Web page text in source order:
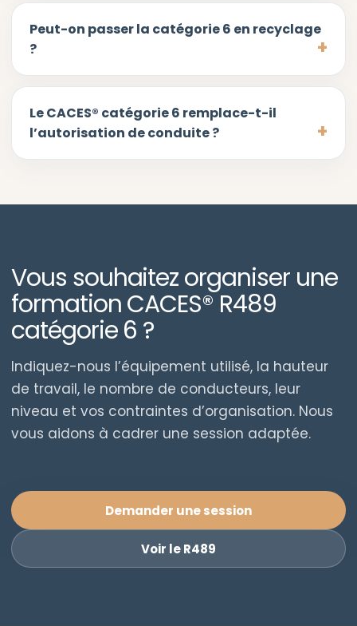
Peut-on passer la catégorie 6 en recyclage
?
Le CACES® catégorie 6 remplace-t-il
l’autorisation de conduite ?
Vous souhaitez organiser une
formation CACES® R489
catégorie 6 ?
Indiquez-nous l’équipement utilisé, la hauteur
de travail, le nombre de conducteurs, leur
niveau et vos contraintes d’organisation. Nous
vous aidons à cadrer une session adaptée.
Demander une session
Voir le R489